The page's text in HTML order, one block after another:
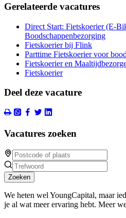
Gerelateerde vacatures
Direct Start: Fietskoerier (E-
Boodschappenbezorging
Fietskoerier bij Flink
Parttime Fietskoerier voor
Fietskoerier en
Fietskoerier
Deel deze vacature
Vacatures zoeken
Zoeken
We heten wel YoungCapital, maar
je al wat meer ervaring hebt. Meer